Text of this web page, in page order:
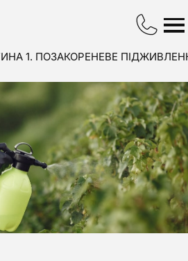
1. ПОЗАКОРЕНЕВЕ